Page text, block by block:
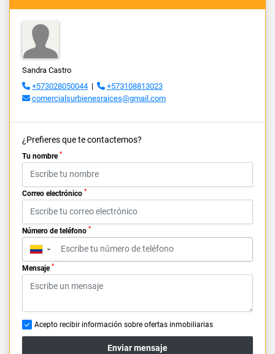
Sandra Castro
+573028050044 |
+573108813023
comercialsurbienesraices@gmail.com
¿Prefieres que te contactemos?
Tu nombre *
Correo electrónico *
Número de teléfono *
▼
Mensaje *
Acepto recibir información sobre ofertas inmobiliarias
Enviar mensaje